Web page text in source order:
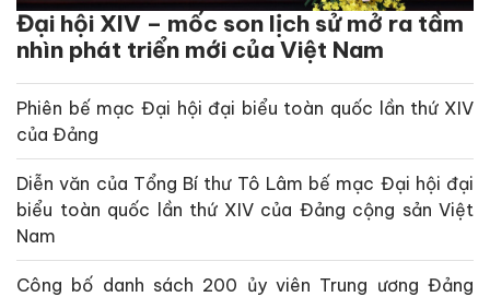
Đại hội XIV – mốc son lịch sử mở ra tầm
nhìn phát triển mới của Việt Nam
Phiên bế mạc Đại hội đại biểu toàn quốc lần thứ XIV
của Đảng
Diễn văn của Tổng Bí thư Tô Lâm bế mạc Đại hội đại
biểu toàn quốc lần thứ XIV của Đảng cộng sản Việt
Nam
Công bố danh sách 200 ủy viên Trung ương Đảng